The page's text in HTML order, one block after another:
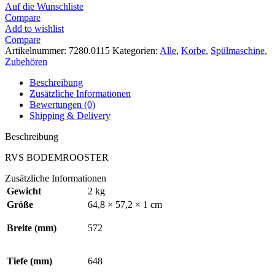
Auf die Wunschliste
Compare
Add to wishlist
Compare
Artikelnummer: 7280.0115 Kategorien: Alle, Korbe, Spülmaschine,
Zubehören
Beschreibung
Zusätzliche Informationen
Bewertungen (0)
Shipping & Delivery
Beschreibung
RVS BODEMROOSTER
Zusätzliche Informationen
Gewicht
2 kg
Größe
64,8 × 57,2 × 1 cm
Breite (mm) 572
Tiefe (mm) 648